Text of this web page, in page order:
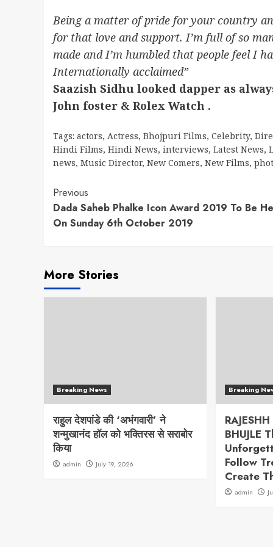
Being a matter of pride for your country
for that love and support. I’m full of so
made and I’m humbled that people feel I
Internationally acclaimed”
Saazish Sidhu looked dapper as
John foster & Rolex Watch .
Tags: actors, Actress, Bhojpuri Films, Celebrity,
Hindi Films, Hindi News, interviews, Latest News,
news, Music Director, New Comers, New Films,
Continue
Reading
Previous
Dada Saheb Phalke Icon Award 2019 To Be
On Sunday 6th October 2019
More Stories
Breaking News
राहुल देशपांडे की ‘अभंगवारी’ ने
शन्मुखानंद हॉल को भक्तिरस से सराबोर
किया
admin July 19, 2026
Breaking
BHUJLE
Follow
Create
admin